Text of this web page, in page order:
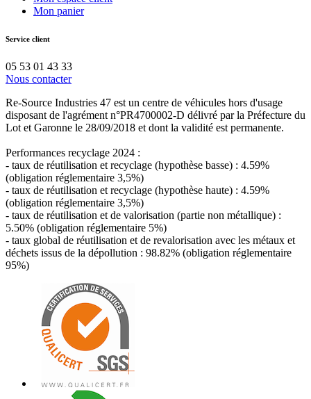
Mon panier
Service client
05 53 01 43 33
Nous contacter
Re-Source Industries 47 est un centre de véhicules hors d'usage
disposant de l'agrément n°PR4700002-D délivré par la Préfecture du
Lot et Garonne le 28/09/2018 et dont la validité est permanente.
Performances recyclage 2024 :
- taux de réutilisation et recyclage (hypothèse basse) : 4.59%
(obligation réglementaire 3,5%)
- taux de réutilisation et recyclage (hypothèse haute) : 4.59%
(obligation réglementaire 3,5%)
- taux de réutilisation et de valorisation (partie non métallique) :
5.50% (obligation réglementaire 5%)
- taux global de réutilisation et de revalorisation avec les métaux et
déchets issus de la dépollution : 98.82% (obligation réglementaire
95%)